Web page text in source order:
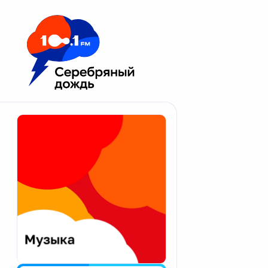
Москва 100.1 FM
Апатиты
Екатеринбург
Калининград
Калуга